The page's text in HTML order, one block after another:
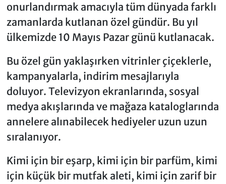
onurlandırmak amacıyla tüm dünyada farklı
zamanlarda kutlanan özel gündür. Bu yıl
ülkemizde 10 Mayıs Pazar günü kutlanacak.
Bu özel gün yaklaşırken vitrinler çiçeklerle,
kampanyalarla, indirim mesajlarıyla
doluyor. Televizyon ekranlarında, sosyal
medya akışlarında ve mağaza kataloglarında
annelere alınabilecek hediyeler uzun uzun
sıralanıyor.
Kimi için bir eşarp, kimi için bir parfüm, kimi
için küçük bir mutfak aleti, kimi için zarif bir